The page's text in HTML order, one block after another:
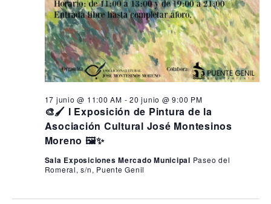
🎨🖌️ I Exposición de Pintura de la
Asociación Cultural José Montesinos
Moreno 🖼️✨
17 junio @ 11:00 AM - 20 junio @ 9:00 PM
Sala Exposiciones Mercado Municipal Paseo del
Romeral, s/n, Puente Genil